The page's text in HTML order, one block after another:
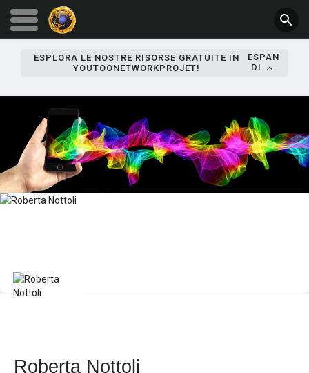
ESPLORA LE NOSTRE RISORSE GRATUITE IN
YOUTOONETWORKPROJET!
ESPAN
DI
Roberta Nottoli